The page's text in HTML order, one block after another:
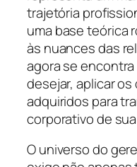
trajetória
uma base teórica
às nuances das
agora se
desejar, aplicar
adquiridos para
corporativo de
O universo do